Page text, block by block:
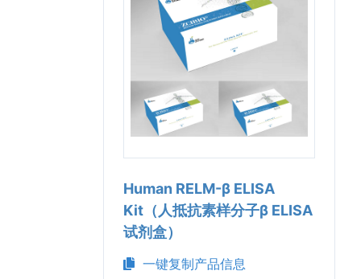
Human RELM-β ELISA
Kit（人抵抗素样分子β ELISA
试剂盒）
一键复制产品信息